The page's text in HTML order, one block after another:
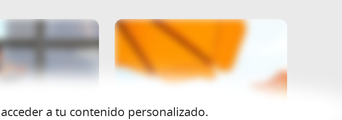
ventana nueva)
a tu contenido personalizado.